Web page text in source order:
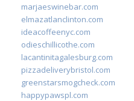
marjaeswinebar.com
elmazatlanclinton.com
ideacoffeenyc.com
odieschillicothe.com
lacantinitagalesburg.com
pizzadeliverybristol.com
greenstarsmogcheck.com
happypawspl.com